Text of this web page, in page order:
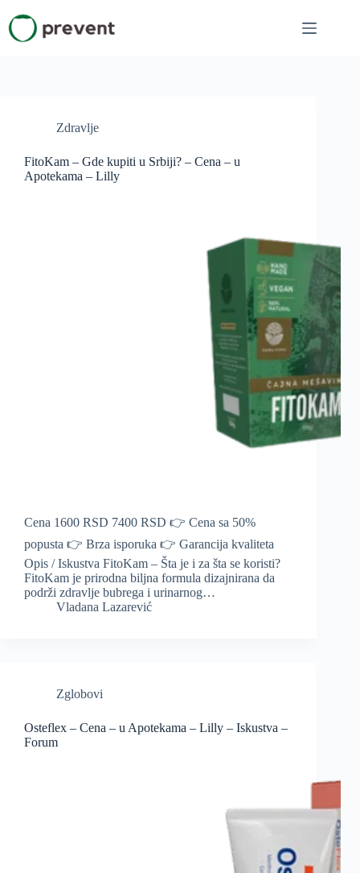
content
Zdravlje
FitoKam – Gde kupiti u Srbiji? – Cena – u
Apotekama – Lilly
Cena 1600 RSD 7400 RSD 👉 Cena sa 50%
popusta 👉 Brza isporuka 👉 Garancija kvaliteta
Opis / Iskustva FitoKam – Šta je i za šta se koristi?
FitoKam je prirodna biljna formula dizajnirana da
podrži zdravlje bubrega i urinarnog…
Vladana Lazarević
Zglobovi
Osteflex – Cena – u Apotekama – Lilly – Iskustva –
Forum